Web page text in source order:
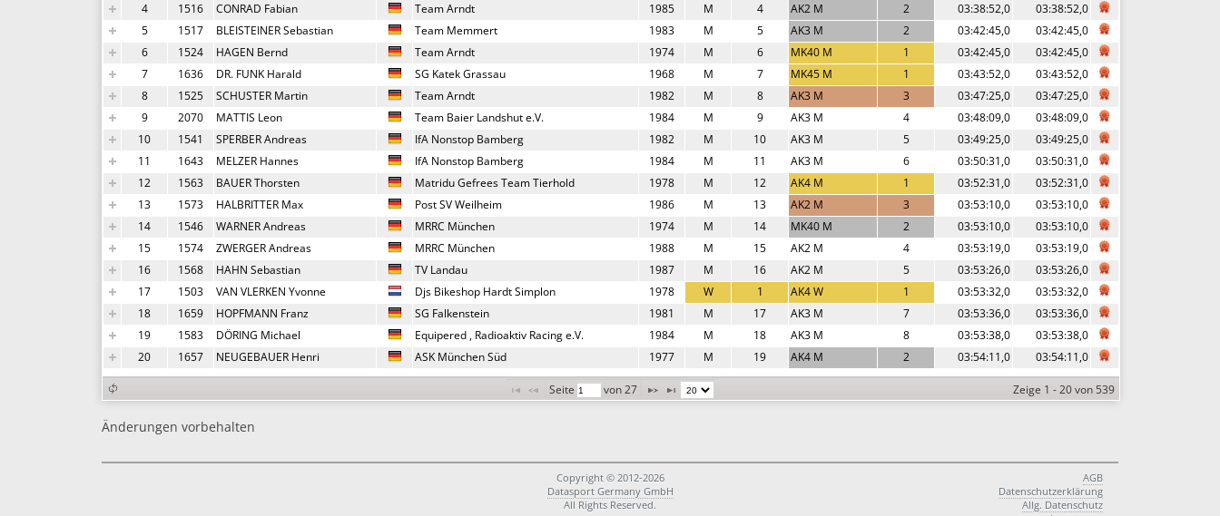
4
1516 CONRAD Fabian Team Arndt 1985 M 4 AK2 M 2 03:38:52,0
03:38:52,0
5
1517 BLEISTEINER Sebastian Team Memmert 1983 M 5 AK3 M 2 03:42:45,0
03:42:45,0
6
1524 HAGEN Bernd Team Arndt 1974 M 6 MK40 M 1 03:42:45,0
03:42:45,0
7
1636 DR. FUNK Harald SG Katek Grassau 1968 M 7 MK45 M 1 03:43:52,0
03:43:52,0
8
1525 SCHUSTER Martin Team Arndt 1982 M 8 AK3 M 3 03:47:25,0
03:47:25,0
9
2070 MATTIS Leon Team Baier Landshut e.V. 1984 M 9 AK3 M 4 03:48:09,0
03:48:09,0
10
1541 SPERBER Andreas IfA Nonstop Bamberg 1982 M 10 AK3 M 5 03:49:25,0
03:49:25,0
11
1643 MELZER Hannes IfA Nonstop Bamberg 1984 M 11 AK3 M 6 03:50:31,0
03:50:31,0
12
1563 BAUER Thorsten Matridu Gefrees Team Tierhold 1978 M 12 AK4 M 1 03:52:31,0
03:52:31,0
13
1573 HALBRITTER Max Post SV Weilheim 1986 M 13 AK2 M 3 03:53:10,0
03:53:10,0
14
1546 WARNER Andreas MRRC München 1974 M 14 MK40 M 2 03:53:10,0
03:53:10,0
15
1574 ZWERGER Andreas MRRC München 1988 M 15 AK2 M 4 03:53:19,0
03:53:19,0
16
1568 HAHN Sebastian TV Landau 1987 M 16 AK2 M 5 03:53:26,0
03:53:26,0
17
1503 VAN VLERKEN Yvonne Djs Bikeshop Hardt Simplon 1978 W 1 AK4 W 1 03:53:32,0
03:53:32,0
18
1659 HOPFMANN Franz SG Falkenstein 1981 M 17 AK3 M 7 03:53:36,0
03:53:36,0
19
1583 DÖRING Michael Equipered , Radioaktiv Racing e.V. 1984 M 18 AK3 M 8 03:53:38,0
03:53:38,0
20
1657 NEUGEBAUER Henri ASK München Süd 1977 M 19 AK4 M 2 03:54:11,0 03:54:11,0
Seite von 27 Zeige 1 - 20 von 539
Änderungen vorbehalten
Copyright © 2012-2026
Datasport Germany GmbH
All Rights Reserved.
AGB
Datenschutzerklärung
Allg. Datenschutz